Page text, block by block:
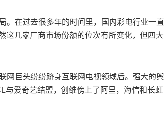
。在过去很多年的时间里，国内彩电行业一直
这几家厂商市场份额的位次有所变化，但四大
网巨头纷纷跻身互联网电视领域后。强大的舆
与爱奇艺结盟，创维傍上了阿里，海信和长虹